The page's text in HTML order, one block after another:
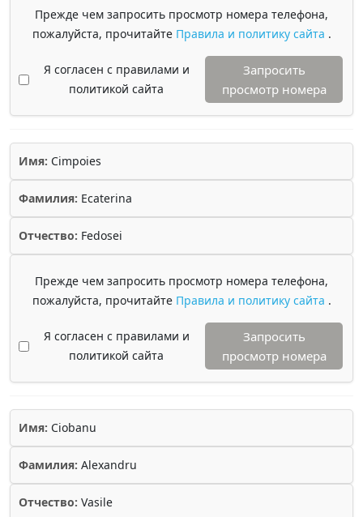
Прежде чем запросить просмотр номера телефона,
пожалуйста, прочитайте Правила и политику сайта .
Я согласен с правилами и
политикой сайта
Запросить
просмотр номера
Имя: Cimpoies
Фамилия: Ecaterina
Отчество: Fedosei
Прежде чем запросить просмотр номера телефона,
пожалуйста, прочитайте Правила и политику сайта .
Я согласен с правилами и
политикой сайта
Запросить
просмотр номера
Имя: Ciobanu
Фамилия: Alexandru
Отчество: Vasile